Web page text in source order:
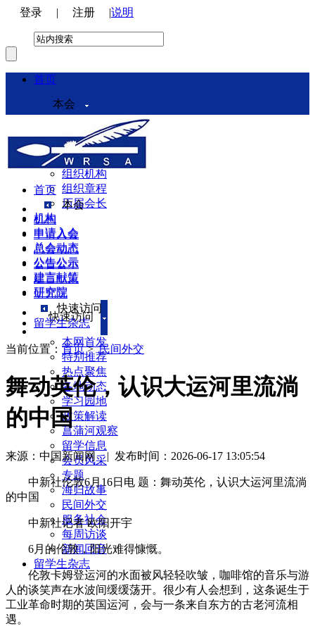
登录 | 注册 |说明
首页
本会
本会介绍
领导机构
理事会
组织机构
组织章程
历届会长
机构
申请入会
总会动态
公告公示
建言献策
研究院
快速访问
本网首发
特别推荐
热点聚焦
各地动态
学习园地
政策解读
菖蒲河观察
留学信息
会员风采
专题
海归故事
民间外交
服务社会
每周访谈
新闻回音
留学生杂志
首页
本会
机构
申请入会
总会动态
公告公示
建言献策
研究院
快速访问
留学生杂志
当前位置： 首页>民间外交
舞动英伦，认识大运河里流淌
的中国
来源：中国新闻网 | 发布时间：2026-06-17 13:05:54
中新社伦敦6月16日电 题：舞动英伦，认识大运河里流淌
的中国
中新社记者 欧阳开宇
6月的伦敦，阳光难得慷慨。
伦敦卡姆登运河的水面被风轻轻吹皱，咖啡馆的音乐与游
人的谈笑声在水波间缓缓荡开。很少有人会想到，这条诞生于
工业革命时期的英国运河，会与一条来自东方的古老河流相
遇。